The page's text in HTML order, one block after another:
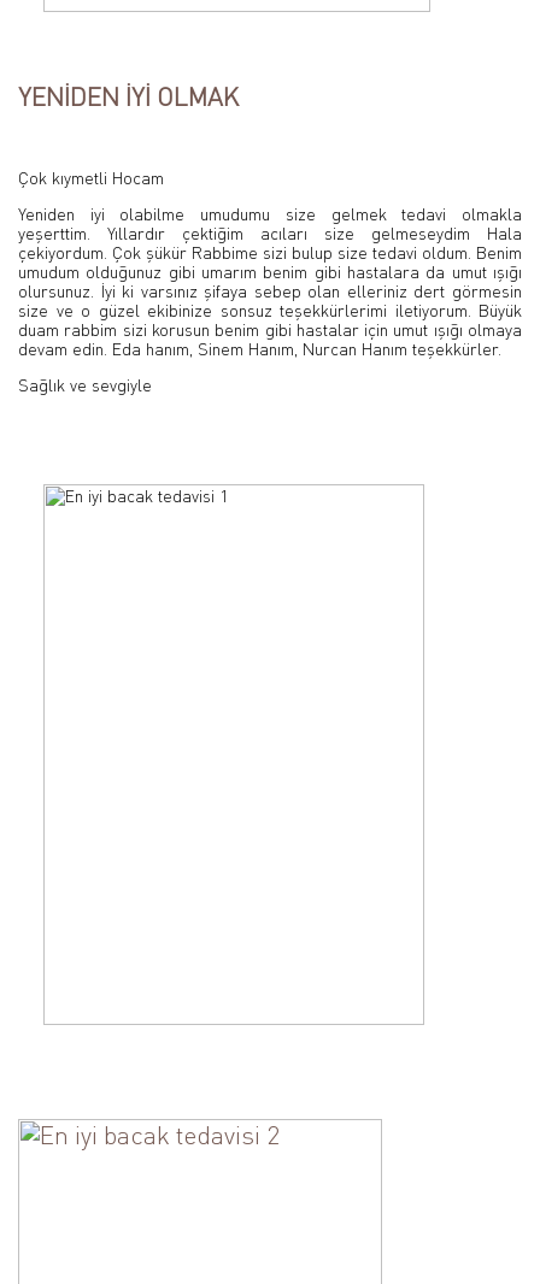
YENİDEN İYİ OLMAK
Çok kıymetli Hocam
Yeniden iyi olabilme umudumu size gelmek tedavi olmakla
yeşerttim. Yıllardır çektiğim acıları size gelmeseydim Hala
çekiyordum. Çok şükür Rabbime sizi bulup size tedavi oldum. Benim
umudum olduğunuz gibi umarım benim gibi hastalara da umut ışığı
olursunuz. İyi ki varsınız şifaya sebep olan elleriniz dert görmesin
size ve o güzel ekibinize sonsuz teşekkürlerimi iletiyorum. Büyük
duam rabbim sizi korusun benim gibi hastalar için umut ışığı olmaya
devam edin. Eda hanım, Sinem Hanım, Nurcan Hanım teşekkürler.
Sağlık ve sevgiyle